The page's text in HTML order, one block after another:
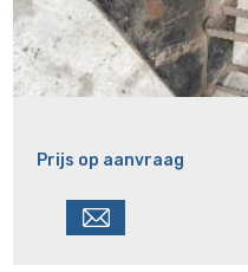
Prijs op aanvraag